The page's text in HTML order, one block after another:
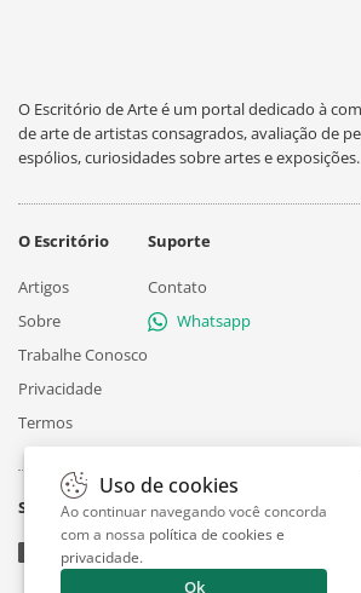
O Escritório de Arte é um portal dedicado à
de arte de artistas consagrados, avaliação de
espólios, curiosidades sobre artes e exposições.
O Escritório
Artigos
Sobre
Trabalhe Conosco
Privacidade
Termos
Suporte
Contato
Whatsapp
Siga
Uso de cookies
Ao continuar navegando você concorda
com a nossa política de cookies e
privacidade.
Ok